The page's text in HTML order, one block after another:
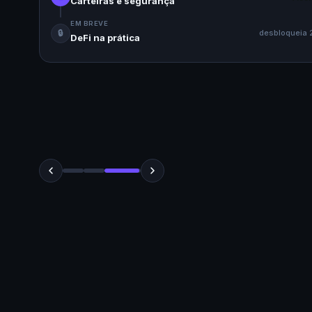
🔒
EM BREVE
DeFi na prática desbloqueia